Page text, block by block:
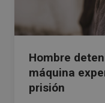
Hombre
máquina
prisión